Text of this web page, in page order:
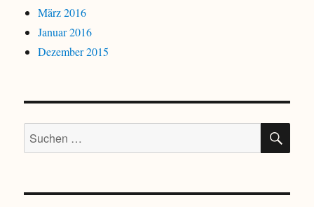
März 2016
Januar 2016
Dezember 2015
Suchen
nach: